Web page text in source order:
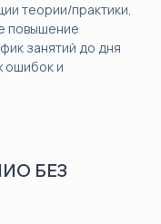
теории/практики,
повышение
занятий до дня
ошибок и
БЕЗ